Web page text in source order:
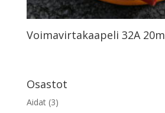
Voimavirtakaapeli 32A 20m
Osastot
Aidat (3)